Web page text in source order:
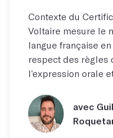
Contexte du
Voltaire mesure le
langue française
respect des règles
l’expression orale
avec